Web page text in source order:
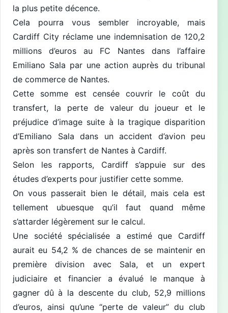
la plus petite décence.
Cela pourra vous sembler incroyable, mais
Cardiff City réclame une indemnisation de 120,2
millions d’euros au FC Nantes dans l’affaire
Emiliano Sala par une action auprès du tribunal
de commerce de Nantes.
Cette somme est censée couvrir le coût du
transfert, la perte de valeur du joueur et le
préjudice d’image suite à la tragique disparition
d’Emiliano Sala dans un accident d’avion peu
après son transfert de Nantes à Cardiff.
Selon les rapports, Cardiff s’appuie sur des
études d’experts pour justifier cette somme.
On vous passerait bien le détail, mais cela est
tellement ubuesque qu’il faut quand même
s’attarder légèrement sur le calcul.
Une société spécialisée a estimé que Cardiff
aurait eu 54,2 % de chances de se maintenir en
première division avec Sala, et un expert
judiciaire et financier a évalué le manque à
gagner dû à la descente du club, 52,9 millions
d’euros, ainsi qu’une “perte de valeur” du club